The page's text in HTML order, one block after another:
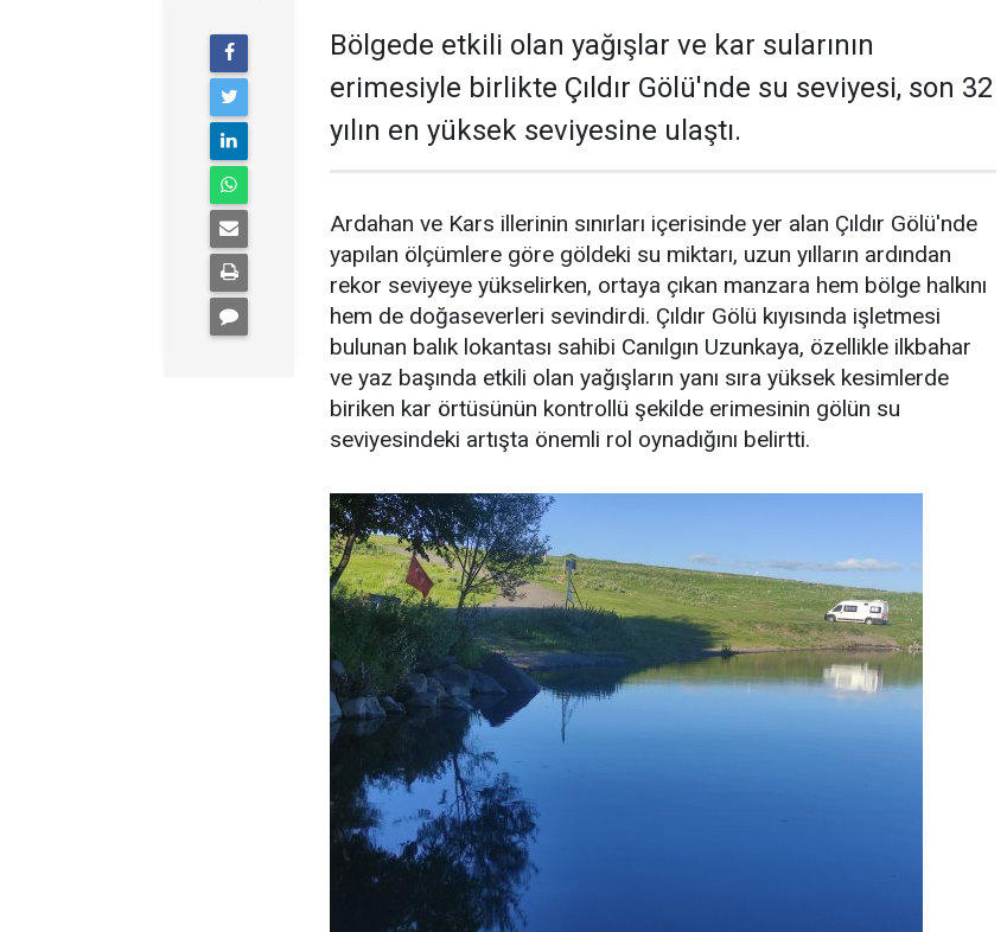
Bölgede etkili olan yağışlar ve kar sularının
erimesiyle birlikte Çıldır Gölü'nde su seviyesi, son 32
yılın en yüksek seviyesine ulaştı.
Ardahan ve Kars illerinin sınırları içerisinde yer alan Çıldır Gölü'nde
yapılan ölçümlere göre göldeki su miktarı, uzun yılların ardından
rekor seviyeye yükselirken, ortaya çıkan manzara hem bölge halkını
hem de doğaseverleri sevindirdi. Çıldır Gölü kıyısında işletmesi
bulunan balık lokantası sahibi Canılgın Uzunkaya, özellikle ilkbahar
ve yaz başında etkili olan yağışların yanı sıra yüksek kesimlerde
biriken kar örtüsünün kontrollü şekilde erimesinin gölün su
seviyesindeki artışta önemli rol oynadığını belirtti.